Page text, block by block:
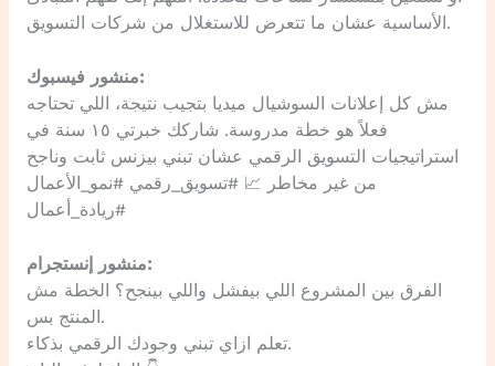
الأساسية عشان ما تتعرض للاستغلال من شركات التسويق.
منشور فيسبوك:
مش كل إعلانات السوشيال ميديا بتجيب نتيجة، اللي تحتاجه
فعلاً هو خطة مدروسة. شاركك خبرتي ١٥ سنة في
استراتيجيات التسويق الرقمي عشان تبني بيزنس ثابت وناجح
من غير مخاطر 📈 #تسويق_رقمي #نمو_الأعمال
#ريادة_أعمال
منشور إنستجرام:
الفرق بين المشروع اللي بيفشل واللي بينجح؟ الخطة مش
المنتج بس.
تعلم ازاي تبني وجودك الرقمي بذكاء.